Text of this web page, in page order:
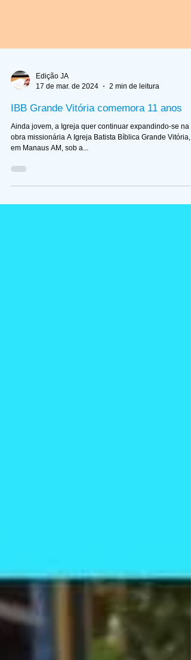
17 de mar. de 2024
2 min de leitura
IBB Grande Vitória comemora 11 anos
Ainda jovem, a Igreja quer continuar expandindo-se na
em Manaus AM, sob a...